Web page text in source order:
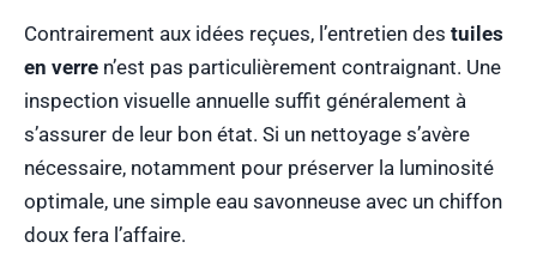
Contrairement aux idées reçues, l’entretien des tuiles
en verre n’est pas particulièrement contraignant. Une
inspection visuelle annuelle suffit généralement à
s’assurer de leur bon état. Si un nettoyage s’avère
nécessaire, notamment pour préserver la luminosité
optimale, une simple eau savonneuse avec un chiffon
doux fera l’affaire.